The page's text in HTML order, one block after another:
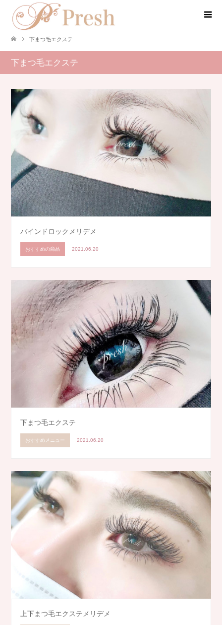
下まつ毛エクステ
下まつ毛エクステ
バインドロックメリデメ
おすすめの商品 2021.06.20
下まつ毛エクステ
おすすめメニュー 2021.06.20
上下まつ毛エクステメリデメ